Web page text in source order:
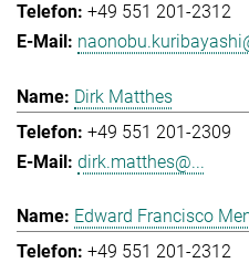
+49 551 201-2312
Dirk Matthes
+49 551 201-2309
dirk.matthes@...
Edward Francisco
+49 551 201-2312